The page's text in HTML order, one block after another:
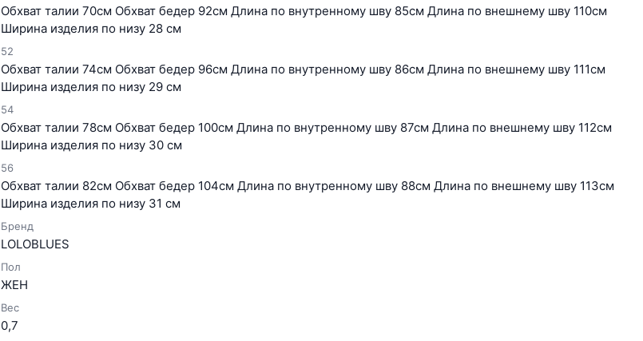
Обхват талии 70см Обхват бедер 92см Длина по внутренному шву 85см Длина по внешнему шву 110см
Ширина изделия по низу 28 см
52
Обхват талии 74см Обхват бедер 96см Длина по внутренному шву 86см Длина по внешнему шву 111см
Ширина изделия по низу 29 см
54
Обхват талии 78см Обхват бедер 100см Длина по внутренному шву 87см Длина по внешнему шву 112см
Ширина изделия по низу 30 см
56
Обхват талии 82см Обхват бедер 104см Длина по внутренному шву 88см Длина по внешнему шву 113см
Ширина изделия по низу 31 см
Бренд
LOLOBLUES
Пол
ЖЕН
Вес
0,7